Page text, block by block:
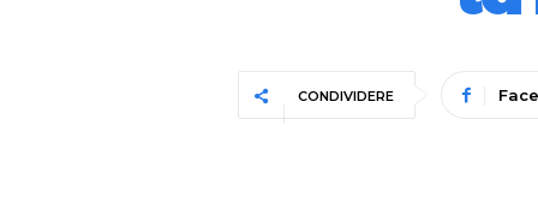
CONDIVIDERE